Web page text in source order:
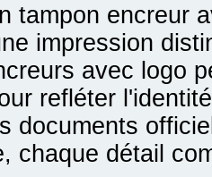
tampon encreur
impression
avec logo
refléter
documents
chaque détail